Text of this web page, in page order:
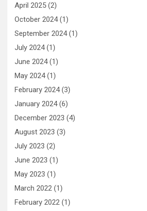
April 2025 (2)
October 2024(1)
September 2024(1)
July 2024(1)
June 2024(1)
May 2024(1)
February 2024(3)
January 2024(6)
December 2023 (4)
August 2023 (3)
July 2023 (2)
June 2023 (1)
May 2023 (1)
March 2022 (1)
February 2022 (1)